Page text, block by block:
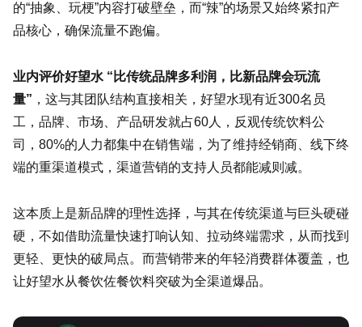
的“抽象、玩梗”内容打破壁垒，而“辣”的场景又始终紧扣产
品核心，确保流量不跑偏。
业内评价好望水 “比传统品牌多利润，比新品牌会玩流
量” ，这与其团队结构直接相关，好望水现有近300名员
工，品牌、市场、产品研发就占60人，反观传统饮料公
司，80%的人力都集中在销售端，为了维持经销商、线下终
端的重渠道模式，渠道营销的支持人员都能减则减。
这本质上是新品牌的理性选择，与其在传统渠道与巨头硬碰
硬，不如借助流量快速打响认知、拉动终端需求，从而找到
更轻、更快的破局点。而营销带来的年轻消费群体覆盖，也
让好望水从餐饮佐餐饮料突破为全渠道爆品。